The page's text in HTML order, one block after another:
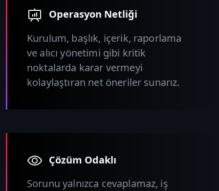
Operasyon Netliği
Kurulum, başlık, içerik, raporlama
ve alıcı yönetimi gibi kritik
noktalarda karar vermeyi
kolaylaştıran net öneriler sunarız.
Çözüm Odaklı
Sorunu yalnızca cevaplamaz, iş